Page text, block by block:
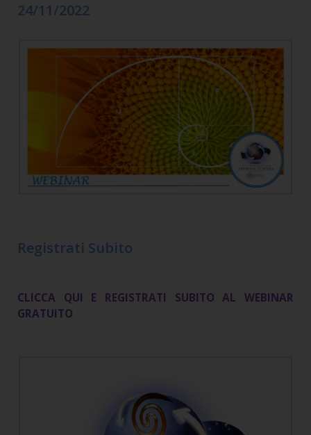
24/11/2022
Registrati Subito
CLICCA QUI E REGISTRATI SUBITO AL WEBINAR
GRATUITO